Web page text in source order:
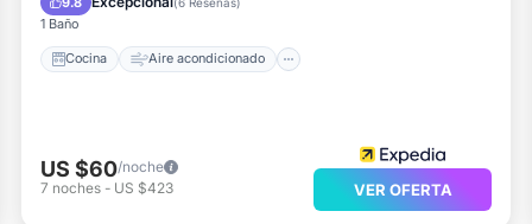
1 Baño
Cocina Aire acondicionado
US $60/noche
7 noches - US $423 VER OFERTA